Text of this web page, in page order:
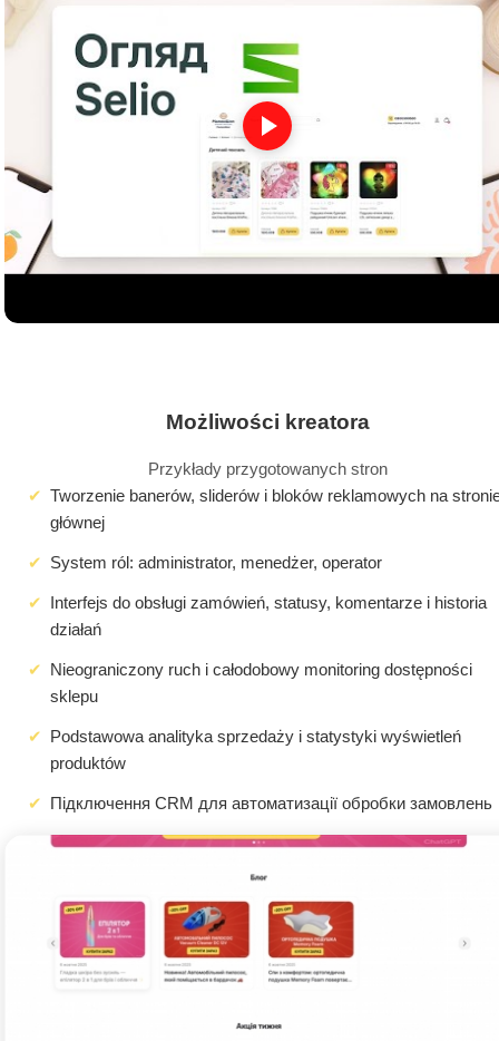
Możliwości kreatora
Przykłady przygotowanych stron
Tworzenie banerów, sliderów i bloków reklamowych na
głównej
System ról: administrator, menedżer, operator
Interfejs do obsługi zamówień, statusy, komentarze i historia
działań
Nieograniczony ruch i całodobowy monitoring dostępności
sklepu
Podstawowa analityka sprzedaży i statystyki wyświetleń
produktów
Підключення CRM для автоматизації обробки замовлень